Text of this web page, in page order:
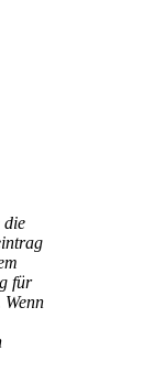
die
für